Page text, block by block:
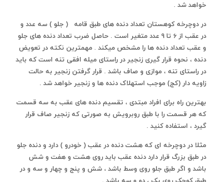
خواهد شد .
در دوچرخه کوهستان تعداد دنده های طبق قامه ( جلو ) سه عدد و
در عقب از 6 تا 9 عدد متغیر است . حاصل ضرب تعداد دنده های جلو
و عقب تعداد دنده ها را مشخص میکند . مهمترین نکته در تعویض
دنده ، نحوه قرار گیری زنجیر در راستای میله افقی تنه است که باید
در راستای تنه ، موازی و صاف باشد . قرار گرفتن زنجیر به حالت
زاویه دار (کج) موجب استهلاک دنده ها و زنجیر خواهد شد .
بهترین راه برای افراد مبتدی ، تقسیم دنده های عقب به سه قسمت
که هر قسمت را با طبق روبرویش به صورتی که زنجیر صاف قرار
گیرد ، استفاده کنید .
مثلا در دوچرخه ای که هشت دنده در عقب ( خودرو ) دارد و دنده جلو
در طبق بزرگ قرار دارد دنده عقب باید روی هشت و هفت و شش
باشد و اگر طبق جلو روی وسط باشد ، شش و پنج و چهار و سه و در